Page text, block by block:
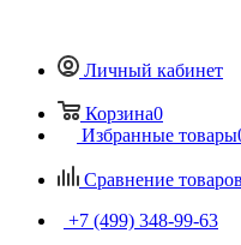
Личный кабинет
Корзина0
Избранные товары
Сравнение товаров
+7 (499) 348-99-63